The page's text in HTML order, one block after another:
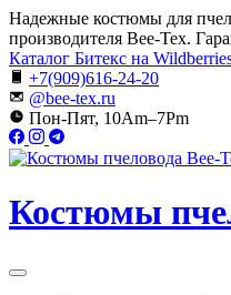
Перейти
к
содержимому
Надежные костюмы для
производителя Bee-Tex.
Каталог Битекс на
+7(909)616-24-20
@bee-tex.ru
Пон-Пят, 10Am–7Pm
Костюмы
Вне